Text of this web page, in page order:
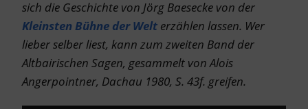
sich die Geschichte von Jörg Baesecke von der
Kleinsten Bühne der Welt erzählen lassen. Wer
lieber selber liest, kann zum zweiten Band der
Altbairischen Sagen, gesammelt von Alois
Angerpointner, Dachau 1980, S. 43f. greifen.